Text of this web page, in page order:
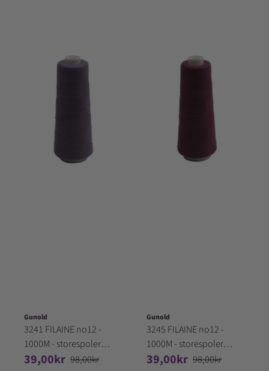
Gunold
3241 FILAINE no12 -
1000M - storespoler
100% Akryl (3D14)
39,00kr 98,00kr
Gunold
3245 FILAINE no12 -
1000M - storespoler
100% Akryl (3E2)
39,00kr 98,00kr